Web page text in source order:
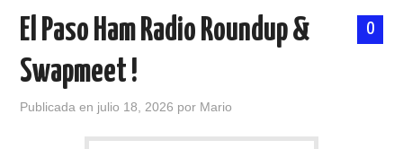
0
El Paso Ham Radio Roundup &
Swapmeet !
Publicada en julio 18, 2026 por Mario